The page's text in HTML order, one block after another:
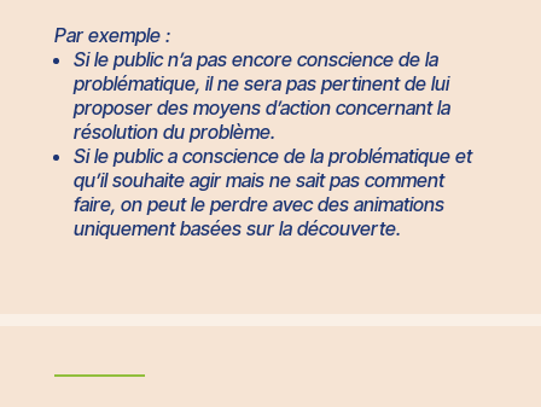
Par exemple :
Si le public n’a pas encore conscience de la
problématique, il ne sera pas pertinent de lui
proposer des moyens d’action concernant la
résolution du problème.
Si le public a conscience de la problématique et
qu’il souhaite agir mais ne sait pas comment
faire, on peut le perdre avec des animations
uniquement basées sur la découverte.